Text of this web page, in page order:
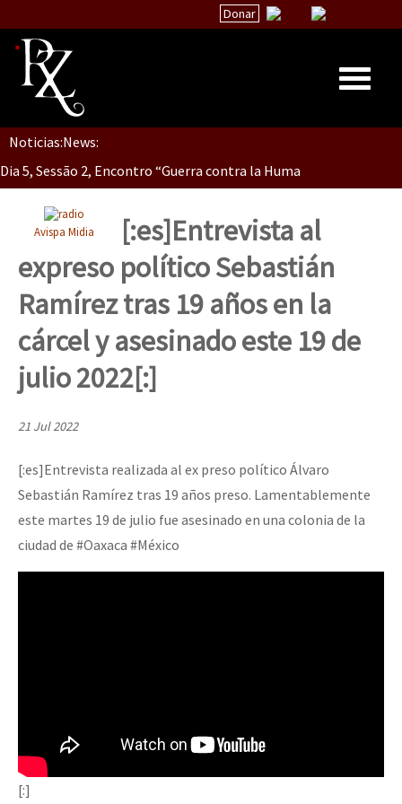
Donar
Inicio
Quiénes Somos
La palabra del EZLN
TEMAS
Chiapas
México
Latinoamérica
La Sexta
AutonomÍa y Resistencia
Megaproyectos
MULTIMEDIA
Audio
Noticias:News:
Dia 5, Sessão 2, Encontro “Guerra contra la Humanidad”
Dia 5, sessão 1, do Encontro “Guerra contra a Humanidade”(As
Dia 4 – Encontro “Guerra contra a Humanidade” (As populações
Dia 3 do Encontro “Guerra contra a Humanidade”
Dia 2 do Encontro “Guerra contra a Humanidad”
Dia 1: Encontro “Guerra contra a Humanidade”
Se o México sabe, que o mundo saiba! Nossas lutas pela
Avispa Midia
[:es]Entrevista al
expreso político Sebastián
Ramírez tras 19 años en la
cárcel y asesinado este 19 de
julio 2022[:]
21 Jul 2022
[:es]Entrevista realizada al ex preso político Álvaro
Sebastián Ramírez tras 19 años preso. Lamentablemente
este martes 19 de julio fue asesinado en una colonia de la
ciudad de #Oaxaca #México
[:]